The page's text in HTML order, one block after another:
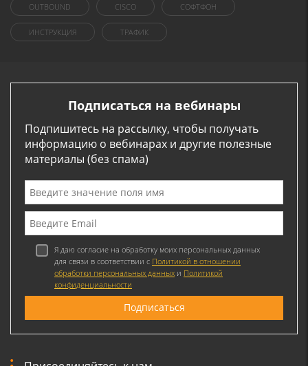
OUTBOUND CISCO СОФТФОН
ИНСТРУКЦИЯ ТРАФИК
Подписаться на вебинары
Подпишитесь на рассылку, чтобы получать
информацию о вебинарах и другие полезные
материалы (без спама)
Я даю согласие на обработку моих персональных данных
для связи в соответствии с Политикой в отношении
обработки персональных данных и Политикой
конфиденциальности